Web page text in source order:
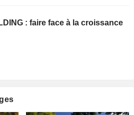
: faire face à la croissance